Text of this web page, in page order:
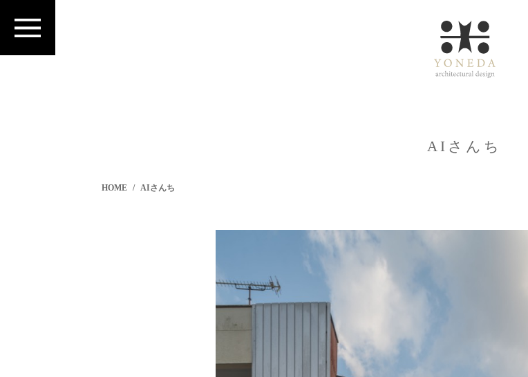
HOME AIさんち
AIさんち